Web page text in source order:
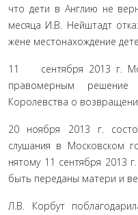
что дети в Англию не
месяца И.В. Нейштадт
жене местонахождение
11 сентября 2013 г.
правомерным решение
Королев­ства о
20 ноября 2013 г.
слушания в Московском
нятому 11 сентября 2013
быть переданы матери и
Л.В. Корбут